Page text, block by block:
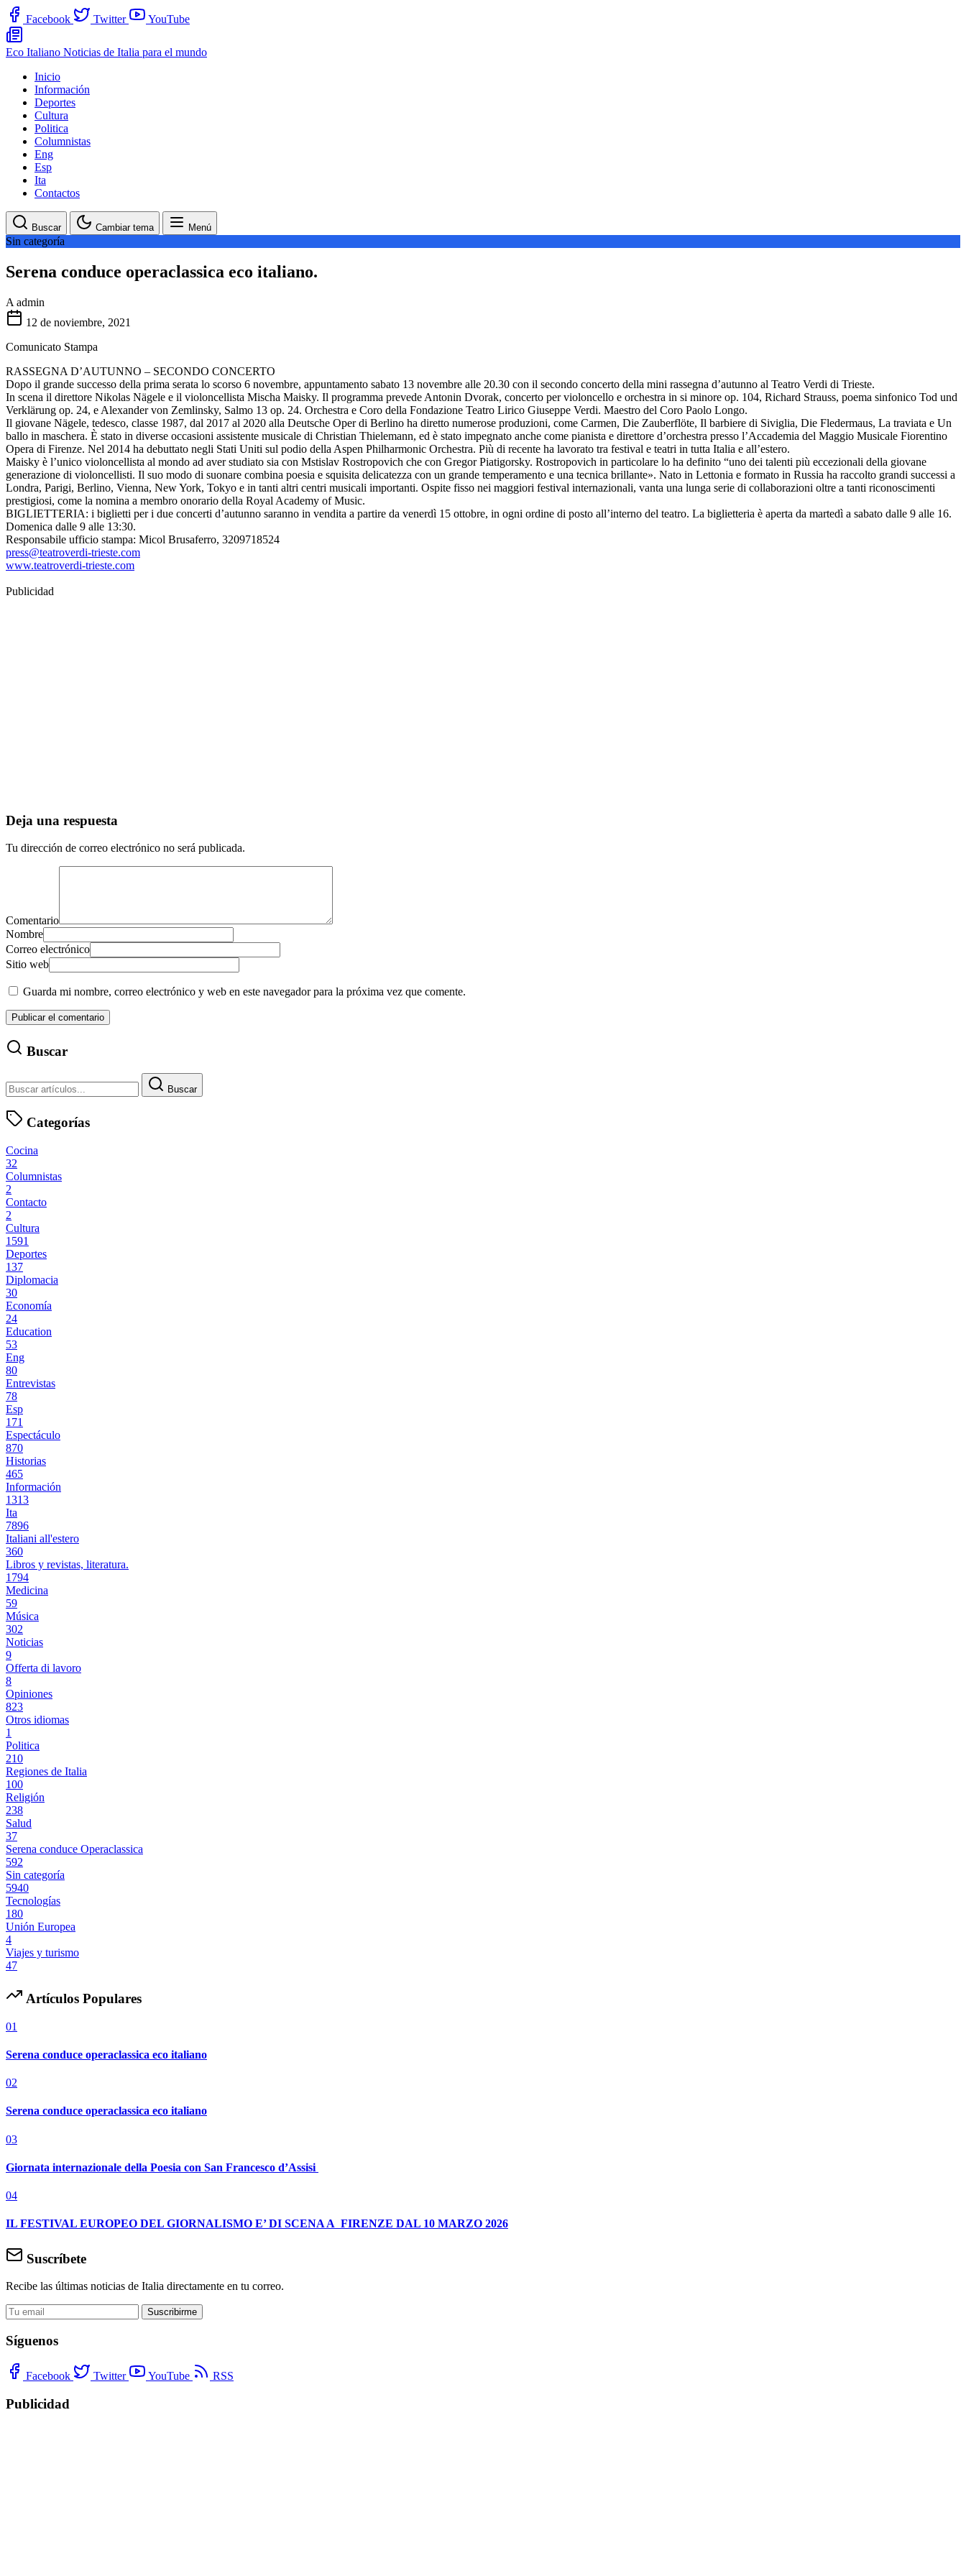
Facebook Twitter YouTube
Eco Italiano Noticias de Italia para el mundo
Inicio
Información
Deportes
Cultura
Politica
Columnistas
Eng
Esp
Ita
Contactos
Buscar Cambiar tema Menú
Sin categoría
Serena conduce operaclassica eco italiano.
A admin
12 de noviembre, 2021
​Comunicato Stampa
RASSEGNA D’AUTUNNO – SECONDO CONCERTO
Dopo il grande successo della prima serata lo scorso 6 novembre, appuntamento sabato 13 novembre alle 20.30 con il secondo concerto della mini ​rassegna d’autunno al Teatro Verdi di Trieste.
In scena il direttore Nikolas Nägele e il violoncellista Mischa Maisky. Il programma prevede Antonin Dvorak, concerto per violoncello e orchestra in si minore op. 104, Richard Strauss, poema sinfonico Tod und
Verklärung op. 24, e Alexander von Zemlinsky, Salmo 13 op. 24. Orchestra e Coro della Fondazione Teatro Lirico Giuseppe Verdi. Maestro del Coro Paolo Longo.
Il giovane Nägele, tedesco, classe 1987, dal 2017 al 2020 alla Deutsche Oper di Berlino ha diretto numerose produzioni, come Carmen, Die Zauberflöte, Il barbiere di Siviglia, Die Fledermaus, La traviata e Un
ballo in maschera. È stato in diverse occasioni assistente musicale di Christian Thielemann, ed è stato impegnato anche come pianista e direttore d’orchestra presso l’Accademia del Maggio Musicale Fiorentino
Opera di Firenze. Nel 2014 ha debuttato negli Stati Uniti sul podio della Aspen Philharmonic Orchestra. Più di recente ha lavorato tra festival e teatri in tutta Italia e all’estero.
Maisky è l’unico violoncellista al mondo ad aver studiato sia con Mstislav Rostropovich che con Gregor Piatigorsky. Rostropovich in particolare lo ha definito “uno dei talenti più eccezionali della giovane
generazione di violoncellisti. Il suo modo di suonare combina poesia e squisita delicatezza con un grande temperamento e una tecnica brillante». Nato in Lettonia e formato in Russia ha raccolto grandi successi a
Londra, Parigi, Berlino, Vienna, New York, Tokyo e in tanti altri centri musicali importanti. Ospite fisso nei maggiori festival internazionali, vanta una lunga serie di collaborazioni oltre a tanti riconoscimenti
prestigiosi, come la nomina a membro onorario della Royal Academy of Music.
BIGLIETTERIA: i biglietti per i due concerti d’autunno saranno in vendita a partire da venerdì 15 ottobre, in ogni ordine di posto all’interno del teatro. La biglietteria è aperta da martedì a sabato dalle 9 alle 16.
Domenica dalle 9 alle 13:30.
Responsabile ufficio stampa: Micol Brusaferro, 3209718524
press@teatroverdi-trieste.com
www.teatroverdi-trieste.com
Publicidad
Deja una respuesta
Tu dirección de correo electrónico no será publicada.
Comentario
Nombre
Correo electrónico
Sitio web
Guarda mi nombre, correo electrónico y web en este navegador para la próxima vez que comente.
Buscar
Buscar
Categorías
Cocina
32
Columnistas
2
Contacto
2
Cultura
1591
Deportes
137
Diplomacia
30
Economía
24
Education
53
Eng
80
Entrevistas
78
Esp
171
Espectáculo
870
Historias
465
Información
1313
Ita
7896
Italiani all'estero
360
Libros y revistas, literatura.
1794
Medicina
59
Música
302
Noticias
9
Offerta di lavoro
8
Opiniones
823
Otros idiomas
1
Politica
210
Regiones de Italia
100
Religión
238
Salud
37
Serena conduce Operaclassica
592
Sin categoría
5940
Tecnologías
180
Unión Europea
4
Viajes y turismo
47
Artículos Populares
01
Serena conduce operaclassica eco italiano
02
Serena conduce operaclassica eco italiano
03
Giornata internazionale della Poesia con San Francesco d’Assisi
04
IL FESTIVAL EUROPEO DEL GIORNALISMO E’ DI SCENA A FIRENZE DAL 10 MARZO 2026
Suscríbete
Recibe las últimas noticias de Italia directamente en tu correo.
Suscribirme
Síguenos
Facebook Twitter YouTube RSS
Publicidad